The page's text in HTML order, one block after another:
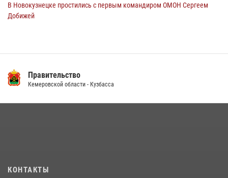
В Новокузнецке простились с первым командиром ОМОН Сергеем
Добижей
14 июля 2026, 08:52 1
20 июля 2026, 08:52
Правительство
Кемеровской области - Кузбасса
КОНТАКТЫ